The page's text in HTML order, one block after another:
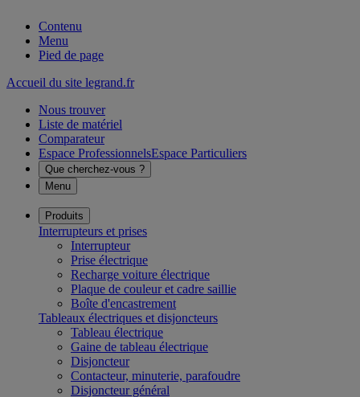
Contenu
Menu
Pied de page
Accueil du site legrand.fr
Nous trouver
Liste de matériel
Comparateur
Espace ProfessionnelsEspace Particuliers
Que cherchez-vous ?
Menu
Produits
Interrupteurs et prises
Interrupteur
Prise électrique
Recharge voiture électrique
Plaque de couleur et cadre saillie
Boîte d'encastrement
Tableaux électriques et disjoncteurs
Tableau électrique
Gaine de tableau électrique
Disjoncteur
Contacteur, minuterie, parafoudre
Disjoncteur général